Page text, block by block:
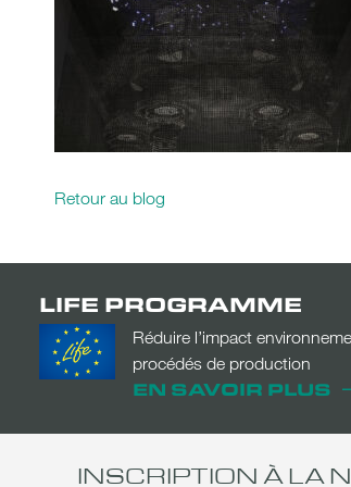
Retour au blog
LIFE PROGRAMME
Réduire l’impact
procédés de production
EN SAVOIR PLUS
INSCRIPTION À LA